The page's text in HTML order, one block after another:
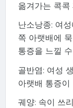
옮겨가는 콕콕
난소낭종: 여
쪽 아랫배에
통증을 느낄
골반염: 여성
아랫배 통증이
궤양: 속이 쓰